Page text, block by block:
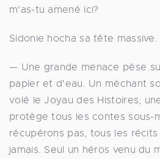
m'as-tu amené ici?
Sidonie hocha sa tête massive.
— Une grande menace pèse
papier et d'eau. Un méchant
volé le Joyau des Histoires,
protège tous les contes sous-
récupérons pas, tous les
jamais. Seul un héros venu du